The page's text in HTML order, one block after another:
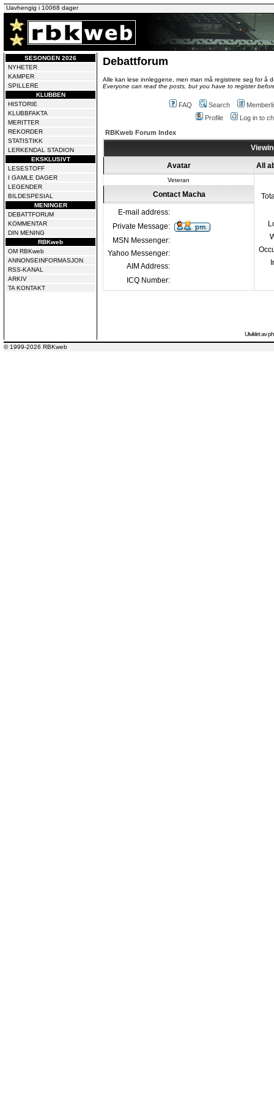
Uavhengig i 10068 dager
SESONGEN 2026
NYHETER
KAMPER
SPILLERE
KLUBBEN
HISTORIE
KLUBBFAKTA
MERITTER
REKORDER
STATISTIKK
LERKENDAL STADION
EKSKLUSIVT
LESESTOFF
I GAMLE DAGER
LEGENDER
BILDESPESIAL
MENINGER
DEBATTFORUM
KOMMENTAR
DIN MENING
RBKweb
OM RBKweb
ANNONSEINFORMASJON
RSS-KANAL
ARKIV
TA KONTAKT
Debattforum
Alle kan lese innleggene, men man må registrere seg for å
Everyone can read the posts, but you have to register
FAQ Search
Profile
Log in to
RBKweb Forum Index
Avatar All
Veteran
Contact Macha
E-mail address:
Private Message:
MSN Messenger:
Yahoo Messenger:
AIM Address:
ICQ Number:
Utviklet av
© 1999-2026 RBKweb